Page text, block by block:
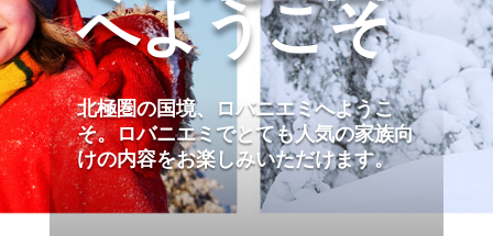
へようこそ
北極圏の国境、ロバニエミへようこ
そ。ロバニエミでとても人気の家族向
けの内容をお楽しみいただけます。